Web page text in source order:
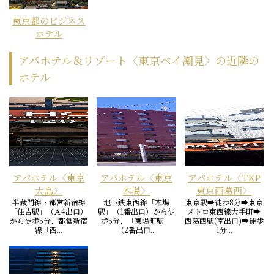
東京都のビジネス
ホテル
アパホテル＆リゾート〈東京ベイ潮見〉の近隣の
ホテル
アパホテル〈東京
大島〉
半蔵門線・都営新宿線
「住吉駅」（Ａ4出口）
から徒歩5分、都営新宿
線「西...
アパホテル〈東京
木場〉
地下鉄東西線「木場
駅」（1番出口）から徒
歩5分、「東陽町駅」
（2番出口...
アパホテル〈TKP
東京西葛西〉
東京駅➡徒歩8分➡東京
メトロ東西線大手町➡
西葛西駅(南出口)➡徒歩
1分...